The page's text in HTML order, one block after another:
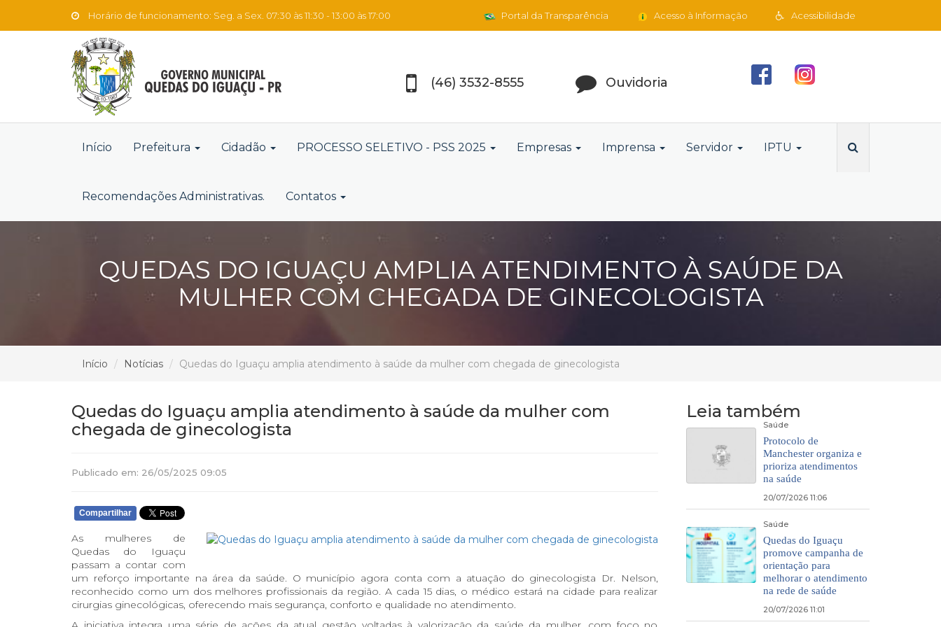
Horário de funcionamento: Seg. a Sex. 07:30 às 11:30 - 13:00 às 17:00 Acessibilidade
Acesso à Informação
Portal da Transparência
(46) 3532-8555 Ouvidoria
Início Prefeitura Cidadão PROCESSO SELETIVO - PSS 2025 Empresas Imprensa Servidor IPTU
Recomendações Administrativas. Contatos
QUEDAS DO IGUAÇU AMPLIA ATENDIMENTO À SAÚDE DA
MULHER COM CHEGADA DE GINECOLOGISTA
Início Notícias Quedas do Iguaçu amplia atendimento à saúde da mulher com chegada de ginecologista
Quedas do Iguaçu amplia atendimento à saúde da mulher com
chegada de ginecologista
Publicado em: 26/05/2025 09:05
Compartilhar
As mulheres de
Quedas do Iguaçu
passam a contar com
um reforço importante na área da saúde. O município agora conta com a atuação do ginecologista Dr. Nelson,
reconhecido como um dos melhores profissionais da região. A cada 15 dias, o médico estará na cidade para realizar
cirurgias ginecológicas, oferecendo mais segurança, conforto e qualidade no atendimento.
Leia também
Saúde
Protocolo de
Manchester organiza e
prioriza atendimentos
na saúde
20/07/2026 11:06
Saúde
Quedas do Iguaçu
promove campanha de
orientação para
melhorar o atendimento
na rede de saúde
20/07/2026 11:01